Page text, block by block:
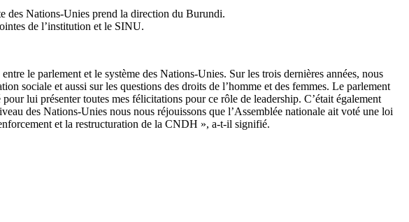
des Nations-Unies prend la direction du Burundi.
de l’institution et le SINU.
le parlement et le système des Nations-Unies. Sur les trois dernières années, nous
sociale et aussi sur les questions des droits de l’homme et des femmes. Le parlement
lui présenter toutes mes félicitations pour ce rôle de leadership. C’était également
des Nations-Unies nous nous réjouissons que l’Assemblée nationale ait voté une loi
et la restructuration de la CNDH », a-t-il signifié.